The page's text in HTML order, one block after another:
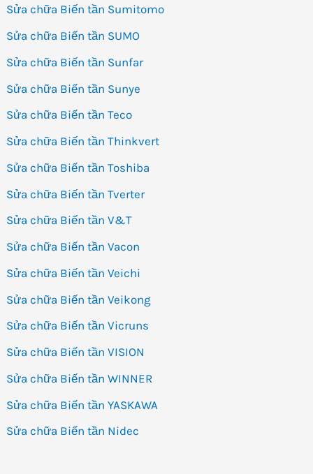
Sửa chữa Biến tần Sumitomo
Sửa chữa Biến tần SUMO
Sửa chữa Biến tần Sunfar
Sửa chữa Biến tần Sunye
Sửa chữa Biến tần Teco
Sửa chữa Biến tần Thinkvert
Sửa chữa Biến tần Toshiba
Sửa chữa Biến tần Tverter
Sửa chữa Biến tần V&T
Sửa chữa Biến tần Vacon
Sửa chữa Biến tần Veichi
Sửa chữa Biến tần Veikong
Sửa chữa Biến tần Vicruns
Sửa chữa Biến tần VISION
Sửa chữa Biến tần WINNER
Sửa chữa Biến tần YASKAWA
Sửa chữa Biến tần Nidec